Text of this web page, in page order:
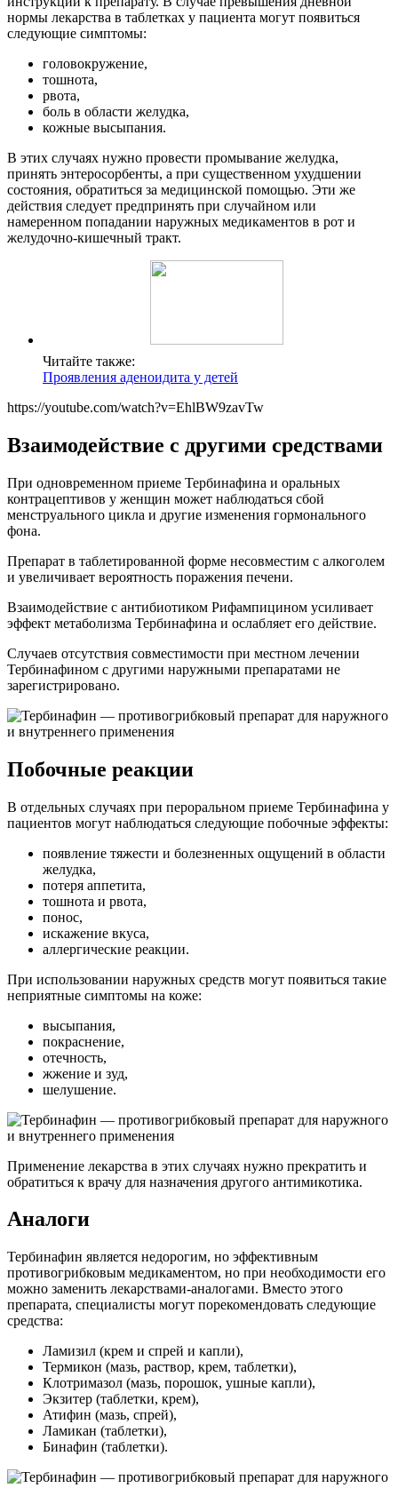
нормы лекарства в таблетках у пациента могут появиться
следующие симптомы:
головокружение,
тошнота,
рвота,
боль в области желудка,
кожные высыпания.
В этих случаях нужно провести промывание желудка,
принять энтеросорбенты, а при существенном ухудшении
состояния, обратиться за медицинской помощью. Эти же
действия следует предпринять при случайном или
намеренном попадании наружных медикаментов в рот и
желудочно-кишечный тракт.
Читайте также:
Проявления аденоидита у детей
https://youtube.com/watch?v=EhlBW9zavTw
Взаимодействие с другими средствами
При одновременном приеме Тербинафина и оральных
контрацептивов у женщин может наблюдаться сбой
менструального цикла и другие изменения гормонального
фона.
Препарат в таблетированной форме несовместим с алкоголем
и увеличивает вероятность поражения печени.
Взаимодействие с антибиотиком Рифампицином усиливает
эффект метаболизма Тербинафина и ослабляет его действие.
Случаев отсутствия совместимости при местном лечении
Тербинафином с другими наружными препаратами не
зарегистрировано.
Побочные реакции
В отдельных случаях при пероральном приеме Тербинафина у
пациентов могут наблюдаться следующие побочные эффекты:
появление тяжести и болезненных ощущений в области
желудка,
потеря аппетита,
тошнота и рвота,
понос,
искажение вкуса,
аллергические реакции.
При использовании наружных средств могут появиться такие
неприятные симптомы на коже:
высыпания,
покраснение,
отечность,
жжение и зуд,
шелушение.
Применение лекарства в этих случаях нужно прекратить и
обратиться к врачу для назначения другого антимикотика.
Аналоги
Тербинафин является недорогим, но эффективным
противогрибковым медикаментом, но при необходимости его
можно заменить лекарствами-аналогами. Вместо этого
препарата, специалисты могут порекомендовать следующие
средства:
Ламизил (крем и спрей и капли),
Термикон (мазь, раствор, крем, таблетки),
Клотримазол (мазь, порошок, ушные капли),
Экзитер (таблетки, крем),
Атифин (мазь, спрей),
Ламикан (таблетки),
Бинафин (таблетки).